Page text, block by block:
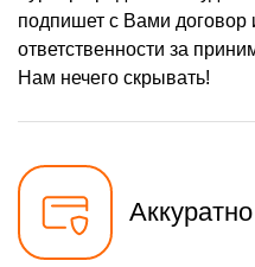
подпишет с Вами договор
ответственности за
Нам нечего скрывать!
Аккуратно